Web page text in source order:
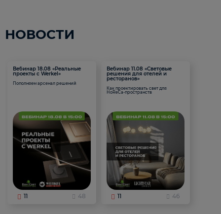
НОВОСТИ
Вебинар 18.08 «Реальные
проекты с Werkel»
Пополняем арсенал решений
11 48
Вебинар 11.08 «Световые
решения для отелей и
ресторанов»
Как проектировать свет для
HoReCa-пространств
11 46